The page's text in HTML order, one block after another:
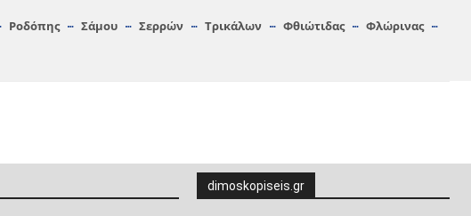
Ροδόπης Σάμου Σερρών Τρικάλων Φθιώτιδας Φλώρινας
dimoskopiseis.gr